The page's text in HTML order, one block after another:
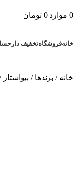
0 موارد 0 تومان
خانهفروشگاهتخفیف دار
خانه برندها بیواستار